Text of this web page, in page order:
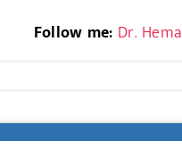
Follow me: Dr. Hema